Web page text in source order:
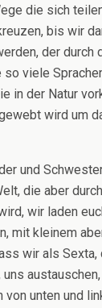
die sich
bis wir
der durch
so viele
in der Natur
wird um
und
die aber
wir laden
mit kleinem
wir als
von unten und